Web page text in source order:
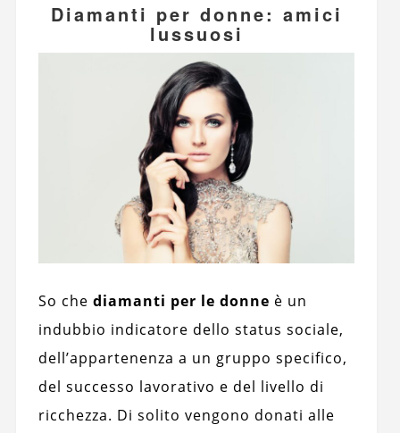
Diamanti per donne: amici
lussuosi
So che diamanti per le donne è un
indubbio indicatore dello status sociale,
dell’appartenenza a un gruppo specifico,
del successo lavorativo e del livello di
ricchezza. Di solito vengono donati alle